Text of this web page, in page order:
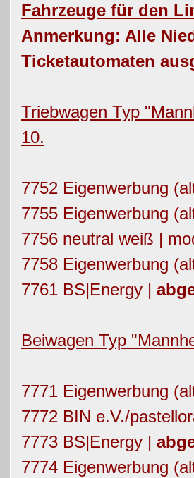
Fahrzeuge für den
Anmerkung: Alle
Ticketautomaten
Triebwagen Typ
10.
7752 Eigenwerbung
7755 Eigenwerbung
7756 neutral weiß |
7758 Eigenwerbung
7761 BS|Energy |
Beiwagen Typ
7771 Eigenwerbung
7772 BIN e.V./
7773 BS|Energy |
7774 Eigenwerbung